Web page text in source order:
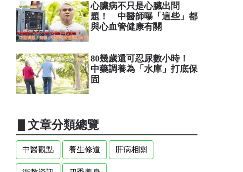
心臟病不只是心臟出問
題！ 中醫師曝「這些」都
與心血管健康有關
80幾歲還可忍尿數小時！
中藥調養為「水庫」打底保
固
▋文章分類總覽
中醫觀點 養生修道 肝病相關